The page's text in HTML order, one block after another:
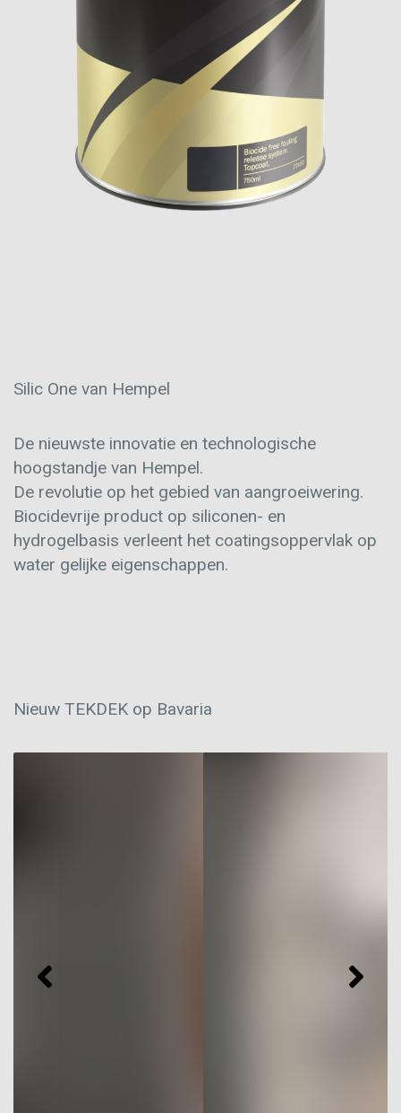
Silic One van Hempel
De nieuwste innovatie en technologische
hoogstandje van Hempel.
De revolutie op het gebied van aangroeiwering.
Biocidevrije product op siliconen- en
hydrogelbasis verleent het coatingsoppervlak op
water gelijke eigenschappen.
Nieuw TEKDEK op Bavaria